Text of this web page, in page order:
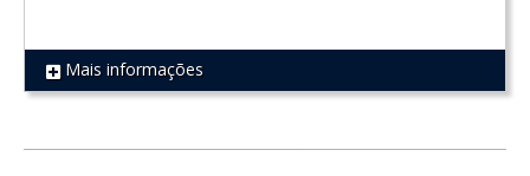
REF 85
Mais informações